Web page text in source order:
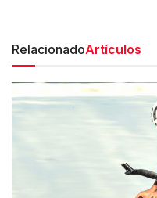
RelacionadoArtículos